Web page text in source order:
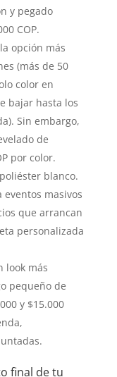
y pegado
COP.
opción más
(más de 50
color en
bajar hasta los
Sin embargo,
de
por color.
blanco.
eventos masivos
que arrancan
personalizada
look más
pequeño de
y $15.000
final de tu